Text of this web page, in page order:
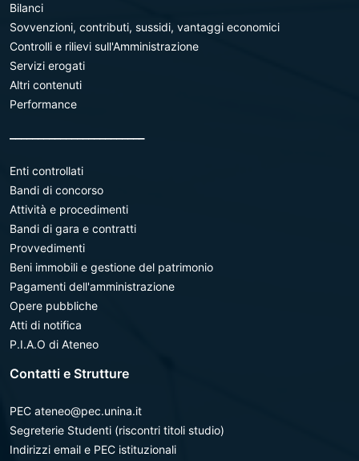
Bilanci
Sovvenzioni, contributi, sussidi, vantaggi economici
Controlli e rilievi sull'Amministrazione
Servizi erogati
Altri contenuti
Performance
Enti controllati
Bandi di concorso
Attività e procedimenti
Bandi di gara e contratti
Provvedimenti
Beni immobili e gestione del patrimonio
Pagamenti dell'amministrazione
Opere pubbliche
Atti di notifica
P.I.A.O di Ateneo
Contatti e Strutture
PEC ateneo@pec.unina.it
Segreterie Studenti (riscontri titoli studio)
Indirizzi email e PEC istituzionali